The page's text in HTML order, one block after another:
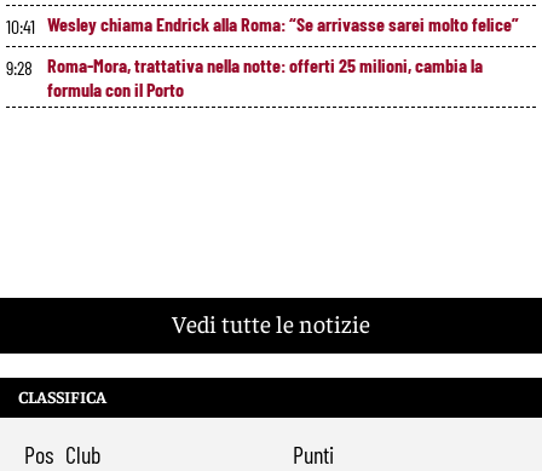
10:41 Wesley chiama Endrick alla Roma: “Se arrivasse sarei molto felice”
9:28
Roma-Mora, trattativa nella notte: offerti 25 milioni, cambia la
formula con il Porto
Vedi tutte le notizie
CLASSIFICA
Pos Club Punti